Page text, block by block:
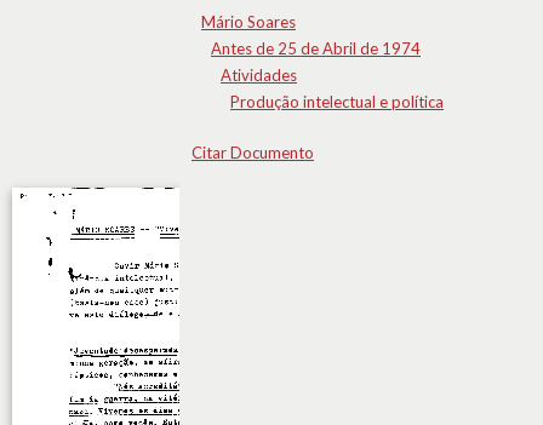
Mário Soares
Antes de 25 de Abril de 1974
Atividades
Produção intelectual e política
Citar Documento